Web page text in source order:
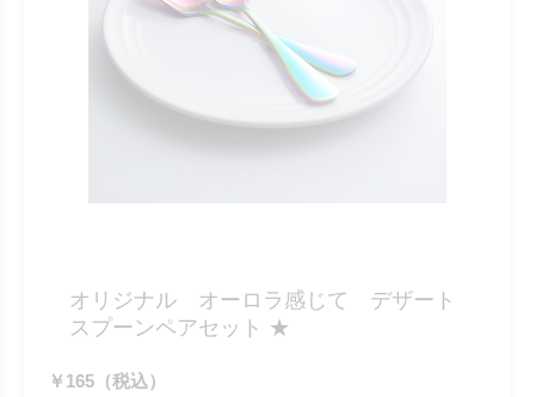
オリジナル オーロラ感じて デザート
スプーンペアセット ★
￥165（税込）